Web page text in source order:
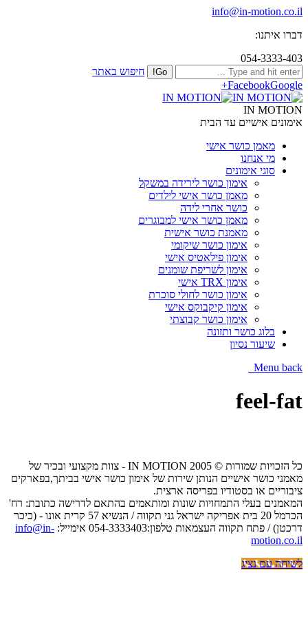
info@in-motion.co.il
דברו איתנו:
054-3333-403
חיפוש באתר
FacebookGoogle+
IN MOTION
אימונים אישיים עד הבית
מאמן כושר אישי
מי אנחנו
סוגי אימונים
אימון כושר לירידה במשקל
מאמן כושר אישי לילדים
כושר אחרי לידה
מאמן כושר אישי למבוגרים
מאמנת כושר אישית
אימון כושר שיקומי
אימון פילאטיס אישי
אימון לשריפת שומנים
אימון TRX אישי
אימון כושר לחולי סוכרת
אימון קיקבוקס אישי
אימון כושר קבוצתי
בלוג כושר ותזונה
שיעור נסיון
Menu back
feel-fat
כל הזכויות שמורות © IN MOTION 2005 - צוות מקצועי ובכיר של
מאמני כושר אישיים הנותן שירות של אימון כושר אישי בביתך,בפארקים
ציבוריים או בסטודיו בפריסה ארצית.
המאמנים בעלי התמחויות שונות ומותאמים בהתאם לדרישה כתובת: רח'
הכרמל 20 בית אפריקה ישראל גני תקווה / הנשיא 57 קרית אונו - (כיכר
דרכטן) / פתח תקווה העצמאות טלפון:054-3333403 אימייל:
info@in-
motion.co.il
לשיחה עם נציג